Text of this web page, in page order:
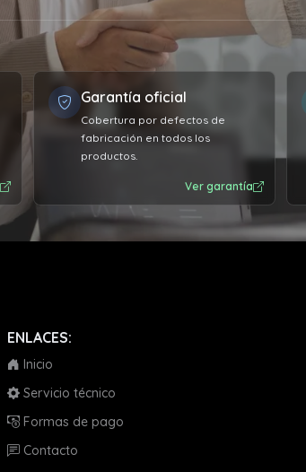
Garantía oficial
Cobertura por defectos de
fabricación en todos los
productos.
Ver garantía
ENLACES:
Inicio
Servicio técnico
Formas de pago
Contacto